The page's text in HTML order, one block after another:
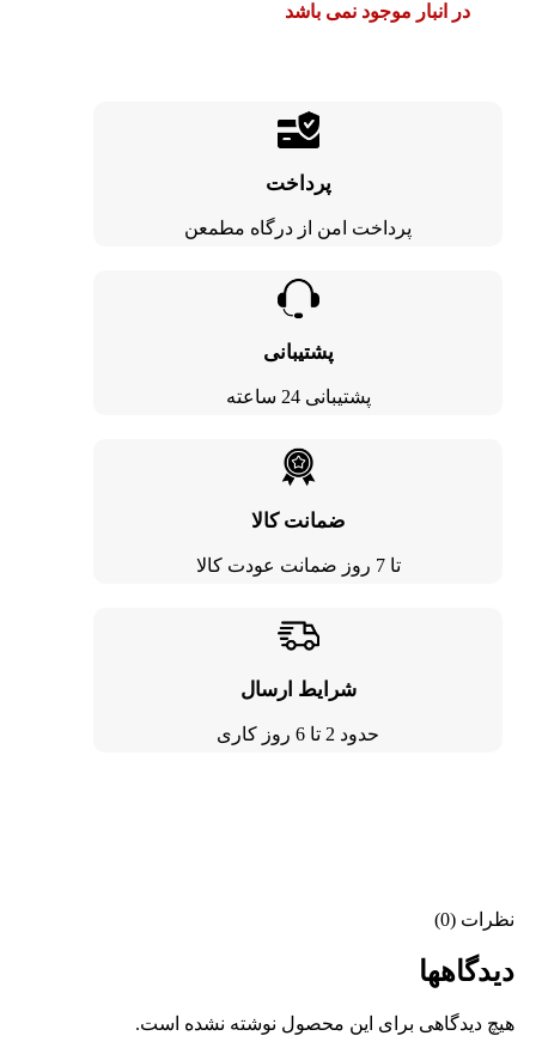
در انبار موجود نمی باشد
پرداخت
پرداخت امن از درگاه مطمعن
پشتیبانی
پشتیبانی 24 ساعته
ضمانت کالا
تا 7 روز ضمانت عودت کالا
شرایط ارسال
حدود 2 تا 6 روز کاری
نظرات (0)
دیدگاهها
هیچ دیدگاهی برای این محصول نوشته نشده است.